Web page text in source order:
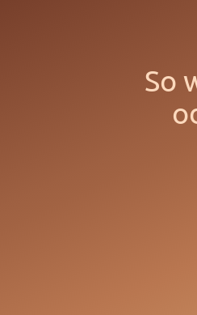
So